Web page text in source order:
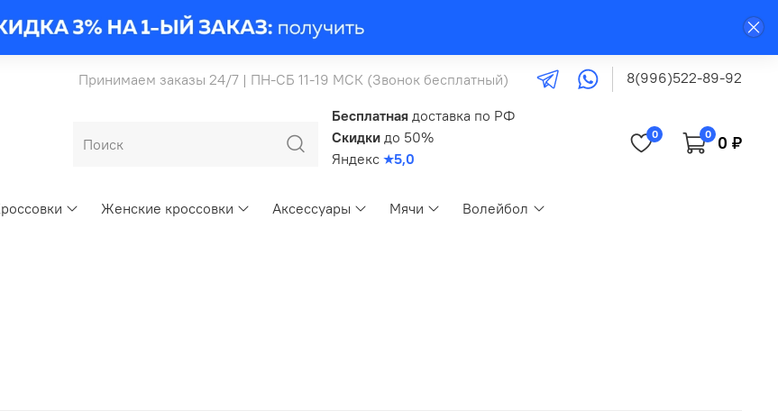
Принимаем заказы 24/7 | ПН-СБ 11-19 МСК (Звонок бесплатный) 8(996)522-89-92
Бесплатная доставка по РФ
Скидки до 50%
Яндекс ★5,0
0 0 0 ₽
Женские кроссовки Аксессуары Мячи
Волейбол